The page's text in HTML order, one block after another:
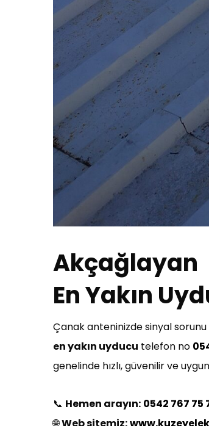
Akçağlayan
En Yakın
Çanak anteninizde sinyal
en yakın uyducu telefon no
genelinde hızlı, güvenilir ve
📞 Hemen arayın: 0542 767 75
🌐Web sitemiz: